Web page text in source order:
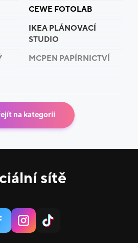
CEWE FOTOLAB
IKEA PLÁNOVACÍ
STUDIO
MCPEN PAPÍRNICTVÍ
na kategorii
sítě